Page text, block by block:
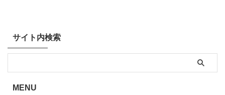
サイト内検索
MENU